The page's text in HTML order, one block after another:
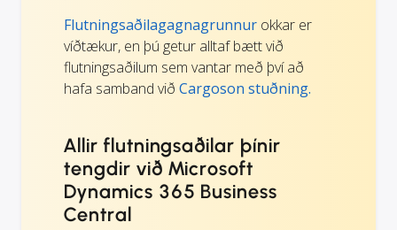
Flutningsaðilagagnagrunnur okkar er
víðtækur, en þú getur alltaf bætt við
flutningsaðilum sem vantar með því að
hafa samband við Cargoson stuðning.
Allir flutningsaðilar þínir
tengdir við Microsoft
Dynamics 365 Business
Central